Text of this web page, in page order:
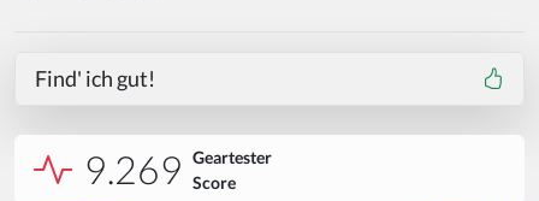
Find' ich gut!
9.269 Geartester
Score